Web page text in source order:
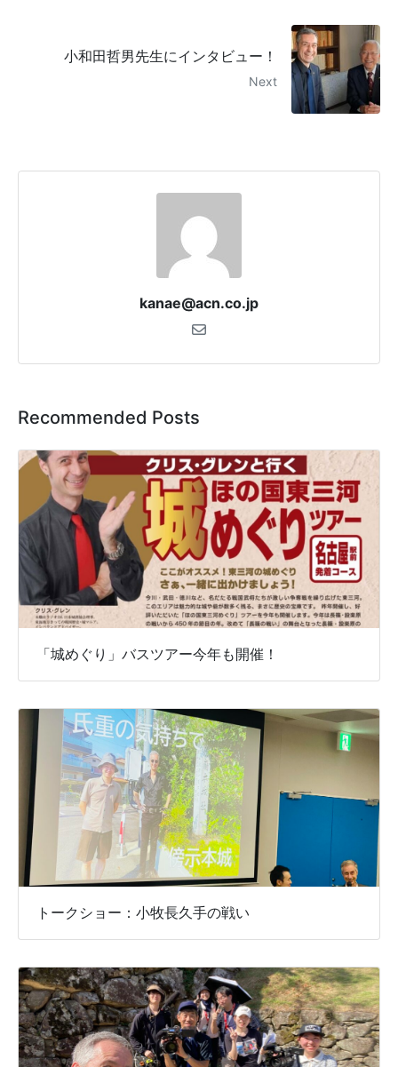
小和田哲男先生にインタビュー！
Next
kanae@acn.co.jp
Recommended Posts
「城めぐり」バスツアー今年も開催！
トークショー：小牧長久手の戦い